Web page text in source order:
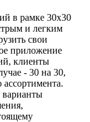
в рамке 30х30
и легким
свои
приложение
клиенты
- 30 на 30,
варианты